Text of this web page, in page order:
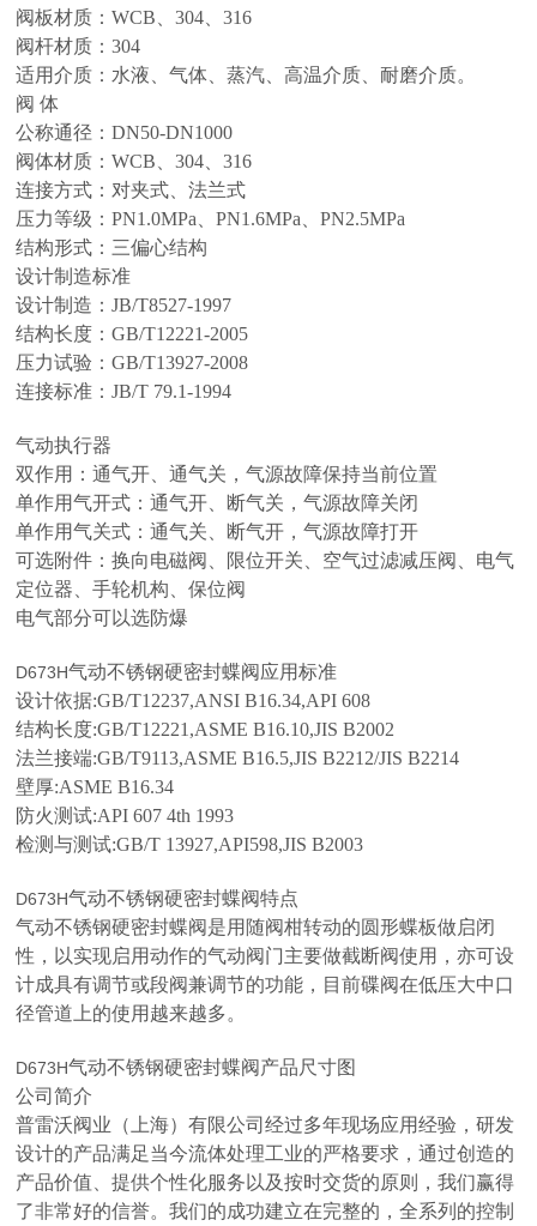
阀板材质：WCB、304、316
阀杆材质：304
适用介质：水液、气体、蒸汽、高温介质、耐磨介质。
阀 体
公称通径：DN50-DN1000
阀体材质：WCB、304、316
连接方式：对夹式、法兰式
压力等级：PN1.0MPa、PN1.6MPa、PN2.5MPa
结构形式：三偏心结构
设计制造标准
设计制造：JB/T8527-1997
结构长度：GB/T12221-2005
压力试验：GB/T13927-2008
连接标准：JB/T 79.1-1994
气动执行器
双作用：通气开、通气关，气源故障保持当前位置
单作用气开式：通气开、断气关，气源故障关闭
单作用气关式：通气关、断气开，气源故障打开
可选附件：换向电磁阀、限位开关、空气过滤减压阀、电气
定位器、手轮机构、保位阀
电气部分可以选防爆
D673H气动不锈钢硬密封蝶阀应用标准
设计依据:GB/T12237,ANSI B16.34,API 608
结构长度:GB/T12221,ASME B16.10,JIS B2002
法兰接端:GB/T9113,ASME B16.5,JIS B2212/JIS B2214
壁厚:ASME B16.34
防火测试:API 607 4th 1993
检测与测试:GB/T 13927,API598,JIS B2003
D673H气动不锈钢硬密封蝶阀特点
气动不锈钢硬密封蝶阀是用随阀柑转动的圆形蝶板做启闭
性，以实现启用动作的气动阀门主要做截断阀使用，亦可设
计成具有调节或段阀兼调节的功能，目前碟阀在低压大中口
径管道上的使用越来越多。
D673H气动不锈钢硬密封蝶阀产品尺寸图
公司简介
普雷沃阀业（上海）有限公司经过多年现场应用经验，研发
设计的产品满足当今流体处理工业的严格要求，通过创造的
产品价值、提供个性化服务以及按时交货的原则，我们赢得
了非常好的信誉。我们的成功建立在完整的，全系列的控制